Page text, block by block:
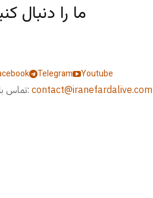
ما را دنبال
Telegram Youtube
تماس با ما: contact@iranefardalive.com